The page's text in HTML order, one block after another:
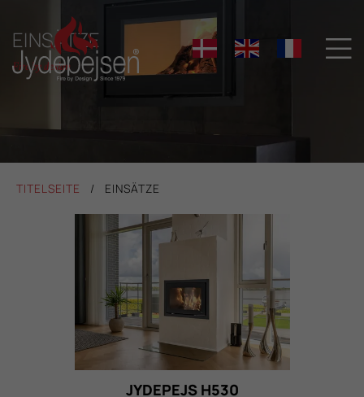

EINSÄTZE
Fire by design
TITELSEITE EINSÄTZE
JYDEPEJS H530